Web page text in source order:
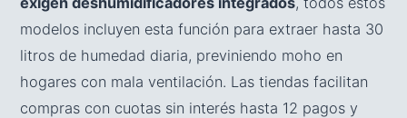
modelos incluyen esta función para extraer hasta 30
litros de humedad diaria, previniendo moho en
hogares con mala ventilación. Las tiendas facilitan
compras con cuotas sin interés hasta 12 pagos y